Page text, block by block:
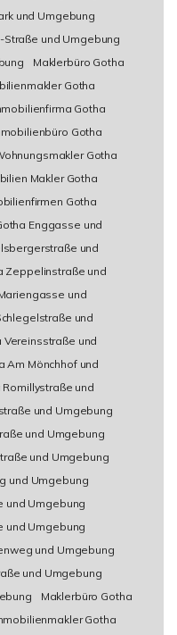
und Umgebung
Straße und Umgebung
Maklerbüro Gotha
Gotha
Gotha
Gotha
Gotha
Makler Gotha
Gotha
Enggasse und
und
Zeppelinstraße und
und
und
und
Am Mönchhof und
und
und Umgebung
und Umgebung
und Umgebung
und Umgebung
und Umgebung
und Umgebung
und Umgebung
und Umgebung
Maklerbüro Gotha
Gotha